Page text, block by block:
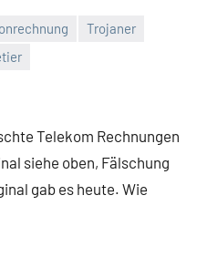
Trojaner
Telekom Rechnungen
siehe oben, Fälschung
gab es heute. Wie